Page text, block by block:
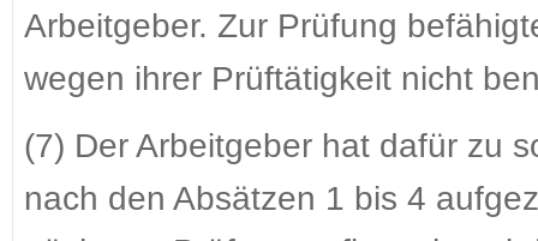
Arbeitgeber. Zur Prüfung
wegen ihrer Prüftätigkeit nicht
(7) Der Arbeitgeber hat dafür zu
nach den Absätzen 1 bis 4